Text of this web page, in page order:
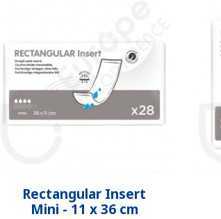
Snel bekijken
Rectangular Insert
Mini - 11 x 36 cm